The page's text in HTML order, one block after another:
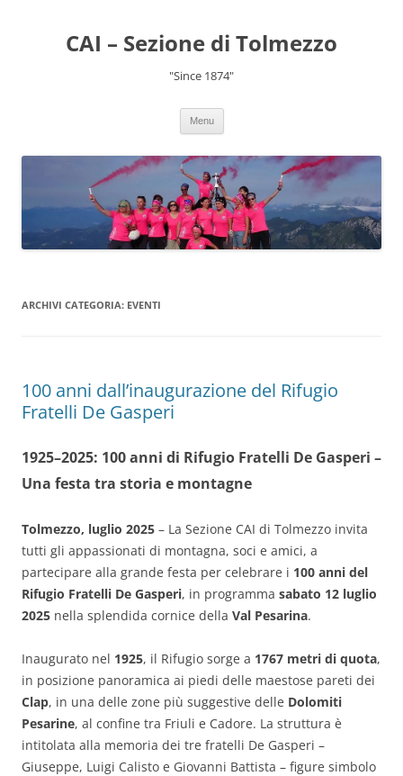
CAI – Sezione di Tolmezzo
"Since 1874"
Menu
ARCHIVI CATEGORIA: EVENTI
100 anni dall’inaugurazione del Rifugio
Fratelli De Gasperi
1925–2025: 100 anni di Rifugio Fratelli De Gasperi –
Una festa tra storia e montagne
Tolmezzo, luglio 2025 – La Sezione CAI di Tolmezzo invita
tutti gli appassionati di montagna, soci e amici, a
partecipare alla grande festa per celebrare i 100 anni del
Rifugio Fratelli De Gasperi, in programma sabato 12 luglio
2025 nella splendida cornice della Val Pesarina.
Inaugurato nel 1925, il Rifugio sorge a 1767 metri di quota,
in posizione panoramica ai piedi delle maestose pareti dei
Clap, in una delle zone più suggestive delle Dolomiti
Pesarine, al confine tra Friuli e Cadore. La struttura è
intitolata alla memoria dei tre fratelli De Gasperi –
Giuseppe, Luigi Calisto e Giovanni Battista – figure simbolo